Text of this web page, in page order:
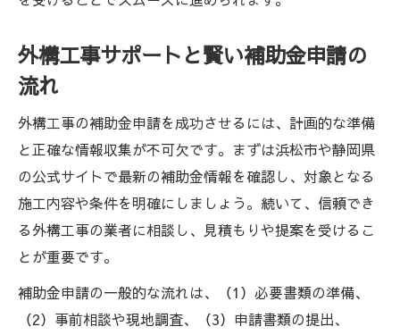
外構工事サポートと賢い補助金申請の
流れ
外構工事の補助金申請を成功させるには、計画的な準備
と正確な情報収集が不可欠です。まずは浜松市や静岡県
の公式サイトで最新の補助金情報を確認し、対象となる
施工内容や条件を明確にしましょう。続いて、信頼でき
る外構工事の業者に相談し、見積もりや提案を受けるこ
とが重要です。
補助金申請の一般的な流れは、（1）必要書類の準備、
（2）事前相談や現地調査、（3）申請書類の提出、